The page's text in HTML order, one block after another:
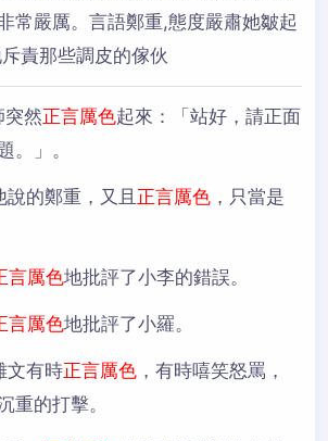
常嚴厲。言語鄭重,態度嚴肅她皺起
責那些調皮的傢伙
突然正言厲色起來：「站好，請正面
。」。
說的鄭重，又且 正言厲色 ，只當是
言厲色地批評了小李的錯誤。
言厲色地批評了小羅。
文有時正言厲色 ，有時嘻笑怒罵，
重的打擊。